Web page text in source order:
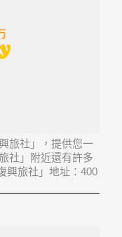
旅社」，提供您一
社」附近還有許多
興旅社」地址：400